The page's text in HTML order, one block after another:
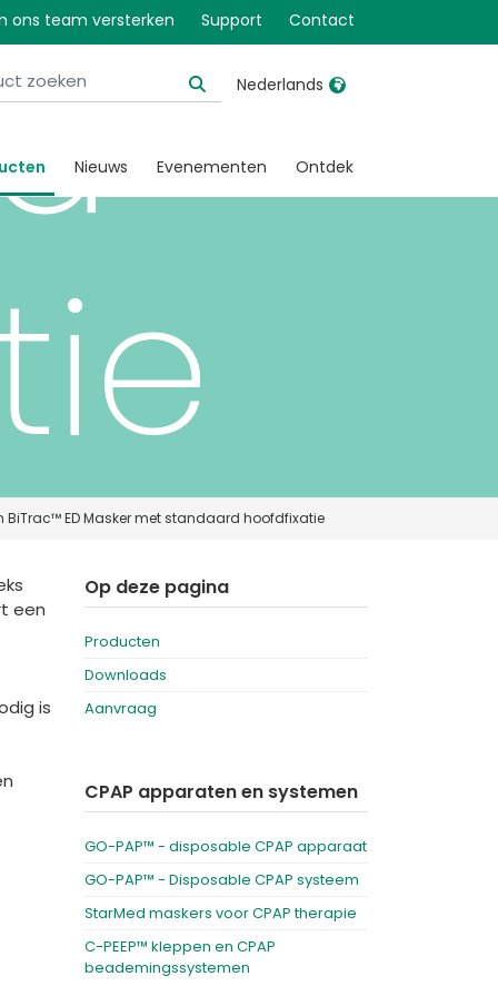
ons team versterken Support Contact
Nederlands
United States
Belgique, Français
Canada, English
Canada, Français
Denmark
France
Italia
Russia
International English
Nieuws Evenementen Ontdek
BiTrac™ ED Masker met standaard hoofdfixatie
een
is
Op deze pagina
Producten
Downloads
Aanvraag
CPAP apparaten en systemen
GO-PAP™ - disposable CPAP apparaat
GO-PAP™ - Disposable CPAP systeem
StarMed maskers voor CPAP therapie
C-PEEP™ kleppen en CPAP
beademingssystemen